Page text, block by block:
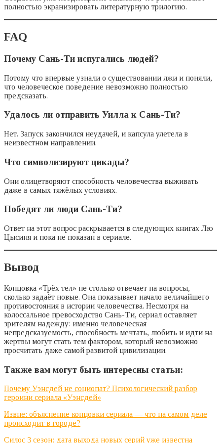
полностью экранизировать литературную трилогию.
FAQ
Почему Сань-Ти испугались людей?
Потому что впервые узнали о существовании лжи и поняли,
что человеческое поведение невозможно полностью
предсказать.
Удалось ли отправить Уилла к Сань-Ти?
Нет. Запуск закончился неудачей, и капсула улетела в
неизвестном направлении.
Что символизируют цикады?
Они олицетворяют способность человечества выживать
даже в самых тяжёлых условиях.
Победят ли люди Сань-Ти?
Ответ на этот вопрос раскрывается в следующих книгах Лю
Цысиня и пока не показан в сериале.
Вывод
Концовка «Трёх тел» не столько отвечает на вопросы,
сколько задаёт новые. Она показывает начало величайшего
противостояния в истории человечества. Несмотря на
колоссальное превосходство Сань-Ти, сериал оставляет
зрителям надежду: именно человеческая
непредсказуемость, способность мечтать, любить и идти на
жертвы могут стать тем фактором, который невозможно
просчитать даже самой развитой цивилизации.
Также вам могут быть интересны статьи:
Почему Уэнсдей не социопат? Психологический разбор
героини сериала «Уэнсдей»
Извне: объяснение концовки сериала — что на самом деле
происходит в городе?
Силос 3 сезон: дата выхода новых серий уже известна